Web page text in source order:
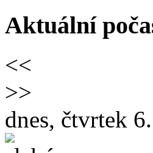
Aktuální
<<
>>
dnes, čtvrtek